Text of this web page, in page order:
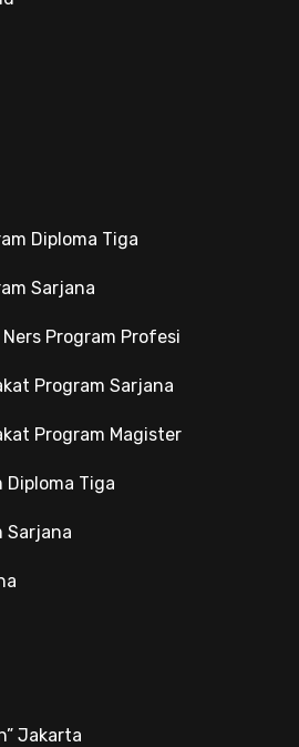
Diploma Tiga
Sarjana
Program Profesi
Program Sarjana
Program Magister
Diploma Tiga
Sarjana
Jakarta